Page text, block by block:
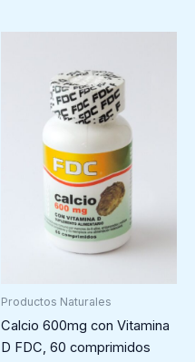
Productos Naturales
Calcio 600mg con Vitamina
D FDC, 60 comprimidos